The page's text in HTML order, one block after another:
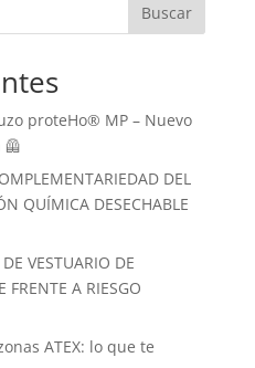
Buscar
proteHo® MP – Nuevo
DEL
QUÍMICA DESECHABLE
VESTUARIO DE
FRENTE A RIESGO
ATEX: lo que te